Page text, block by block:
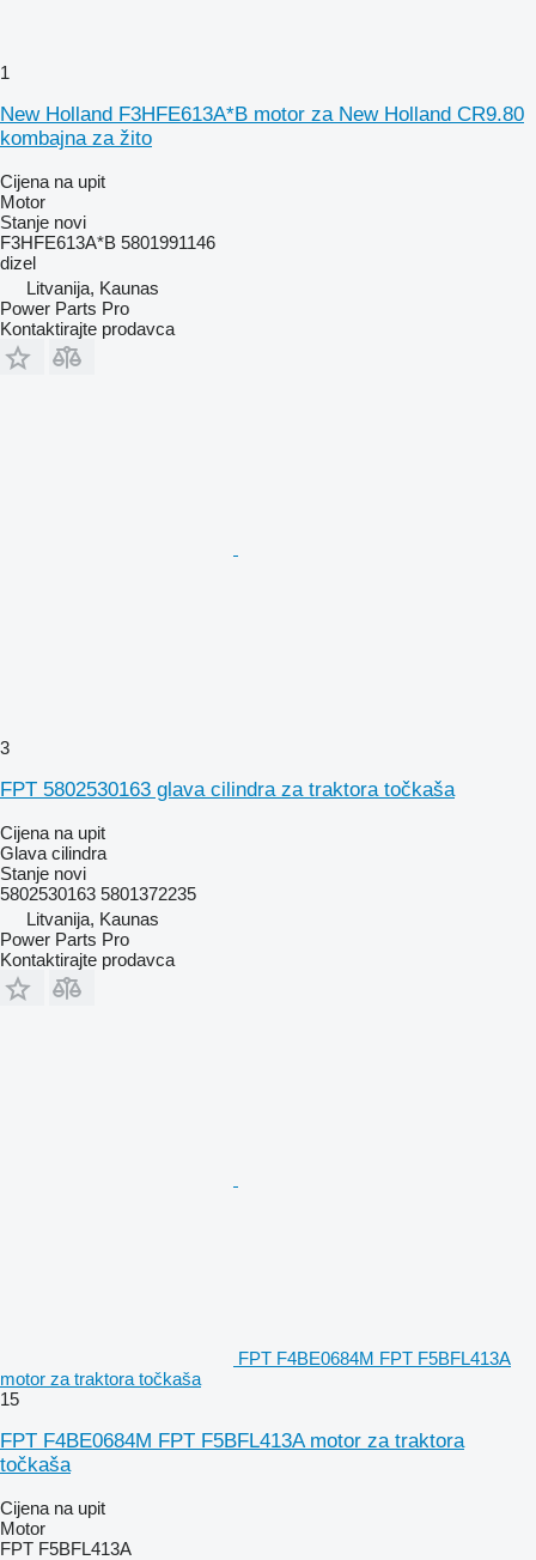
1
New Holland F3HFE613A*B motor za New Holland CR9.80
kombajna za žito
Cijena na upit
Motor
Stanje novi
F3HFE613A*B 5801991146
dizel
Litvanija, Kaunas
Power Parts Pro
Kontaktirajte prodavca
3
FPT 5802530163 glava cilindra za traktora točkaša
Cijena na upit
Glava cilindra
Stanje novi
5802530163 5801372235
Litvanija, Kaunas
Power Parts Pro
Kontaktirajte prodavca
FPT F4BE0684M FPT F5BFL413A
motor za traktora točkaša
15
FPT F4BE0684M FPT F5BFL413A motor za traktora
točkaša
Cijena na upit
Motor
FPT F5BFL413A